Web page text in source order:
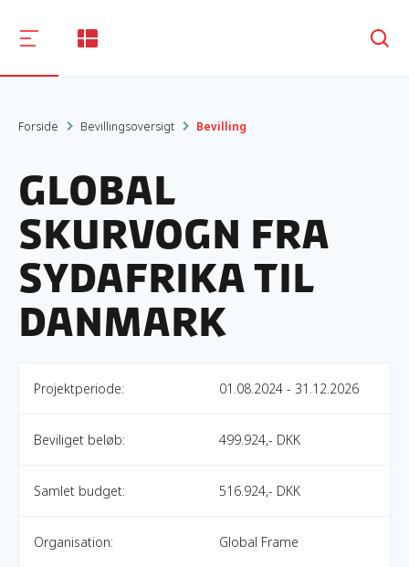
Søg
Forside Bevillingsoversigt Bevilling
Global
skurvogn fra
Sydafrika til
Danmark
Projektperiode: 01.08.2024 - 31.12.2026
Beviliget beløb: 499.924,- DKK
Samlet budget: 516.924,- DKK
Organisation: Global Frame